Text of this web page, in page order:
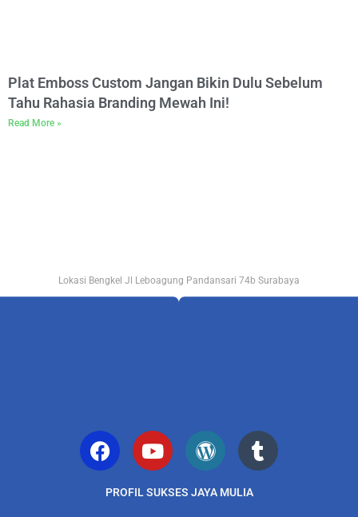
Plat Emboss Custom Jangan Bikin Dulu Sebelum
Tahu Rahasia Branding Mewah Ini!
Read More »
Lokasi Bengkel Jl Leboagung Pandansari 74b Surabaya
PROFIL SUKSES JAYA MULIA